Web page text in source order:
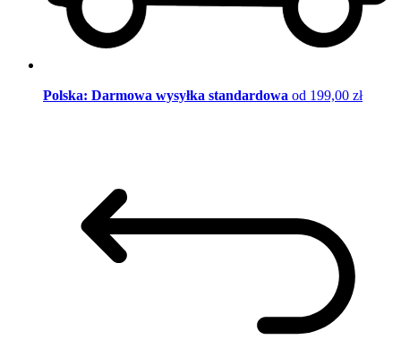
Polska: Darmowa wysyłka standardowa od 199,00 zł